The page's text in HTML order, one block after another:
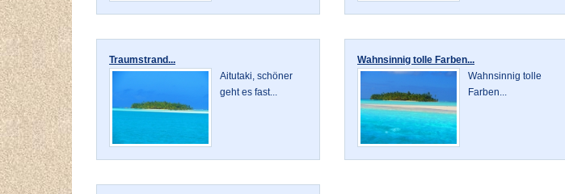
Traumstrand...
Aitutaki, schöner
geht es fast...
Wahnsinnig tolle Farben...
Wahnsinnig tolle
Farben...